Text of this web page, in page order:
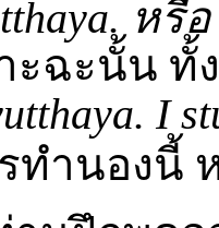
หรื
ฉะนั้น ทั้
I
ทำนองนี้